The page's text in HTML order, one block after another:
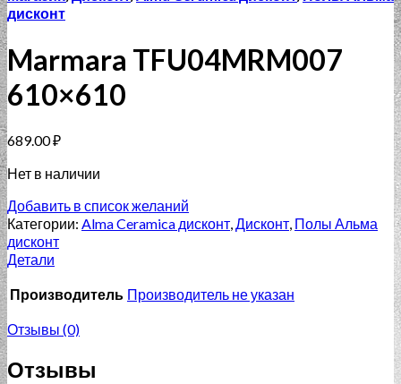
дисконт
Marmara TFU04MRM007
610×610
689.00₽
Нет в наличии
Добавить в список желаний
Категории: Alma Ceramica дисконт,Дисконт, Полы Альма
дисконт
Детали
Производитель Производитель не указан
Отзывы (0)
Отзывы